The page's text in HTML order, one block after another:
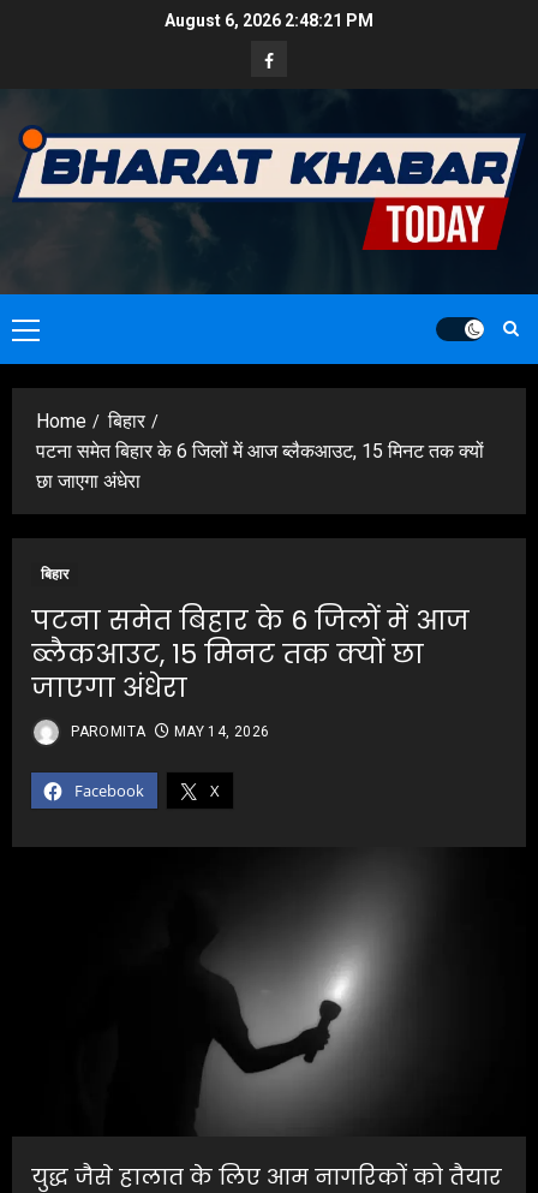
August 6, 2026 2:48:22 PM
Facebook
Primary
Menu
Home
बिहार
पटना समेत बिहार के 6 जिलों में आज ब्लैकआउट, 15 मिनट तक क्यों
छा जाएगा अंधेरा
बिहार
पटना समेत बिहार के 6 जिलों में आज
ब्लैकआउट, 15 मिनट तक क्यों छा
जाएगा अंधेरा
Facebook X
PAROMITA MAY 14, 2026
युद्ध जैसे हालात के लिए आम नागरिकों को तैयार